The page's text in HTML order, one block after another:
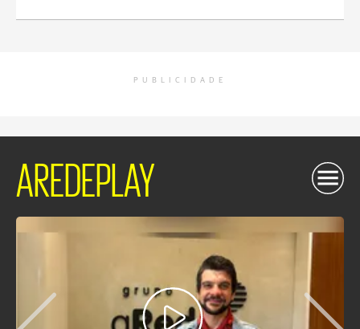
PUBLICIDADE
AREDEPLAY